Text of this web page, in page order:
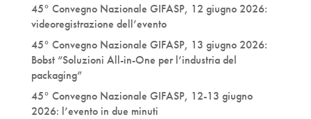
45° Convegno Nazionale GIFASP, 12 giugno 2026:
videoregistrazione dell’evento
45° Convegno Nazionale GIFASP, 13 giugno 2026:
Bobst “Soluzioni All-in-One per l’industria del
packaging”
45° Convegno Nazionale GIFASP, 12-13 giugno
2026: l’evento in due minuti